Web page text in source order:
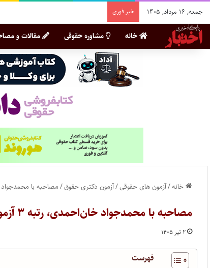
جمعه, ۱۶ مرداد, ۱۴۰۵ خبر فوری
خانه مشاوره حقوقی مقالات و
خانه/آزمون های حقوقی/آزمون دکتری حقوق/مصاحبه با محمدجواد خان‌احمدی، رتبه ۳
مصاحبه با محمدجواد خان‌احمدی، رتبه ۳ آزمون دکتری حقوق عمومی سال ۱۴۰۵
۲ تیر ۱۴۰۵
فهرست